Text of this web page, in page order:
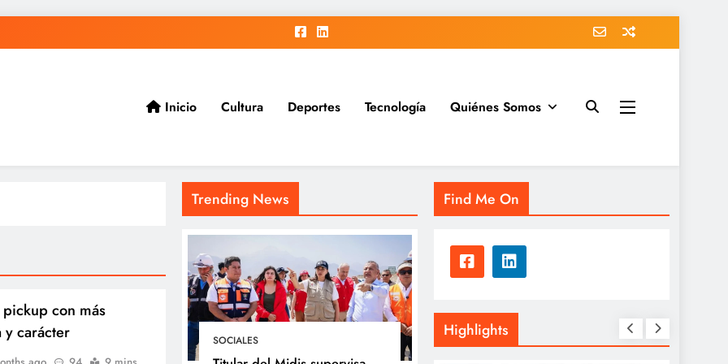
Inicio Cultura Deportes Tecnología Quiénes Somos
Trending News
SOCIALES
con más
y carácter
Find Me On
Highlights